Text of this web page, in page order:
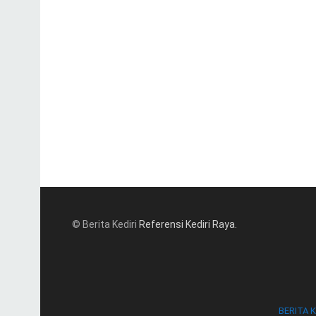
© Berita Kediri Referensi Kediri Raya
BERITA